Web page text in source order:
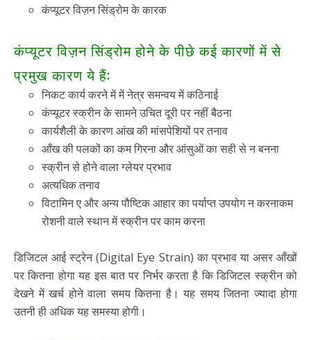
कंप्यूटर विज़न सिंड्रोम के कारक
कंप्यूटर विज़न सिंड्रोम होने के पीछे कई कारणों में से
प्रमुख कारण ये हैं:
निकट कार्य करने में में नेत्र समन्वय में कठिनाई
कंप्यूटर स्क्रीन के सामने उचित दूरी पर नहीं बैठना
कार्यशैली के कारण आंख की मांसपेशियों पर तनाव
आँख की पलकों का कम गिरना और आंसुओं का सही से न बनना
स्क्रीन से होने वाला ग्लेयर प्रभाव
अत्यधिक तनाव
विटामिन ए और अन्य पौष्टिक आहार का पर्याप्त उपयोग न करनाकम
रोशनी वाले स्थान में स्क्रीन पर काम करना
डिजिटल आई स्ट्रेन (Digital Eye Strain) का प्रभाव या असर आँखों
पर कितना होगा यह इस बात पर निर्भर करता है कि डिजिटल स्क्रीन को
देखने में खर्च होने वाला समय कितना है। यह समय जितना ज्यादा होगा
उतनी ही अधिक यह समस्या होगी।